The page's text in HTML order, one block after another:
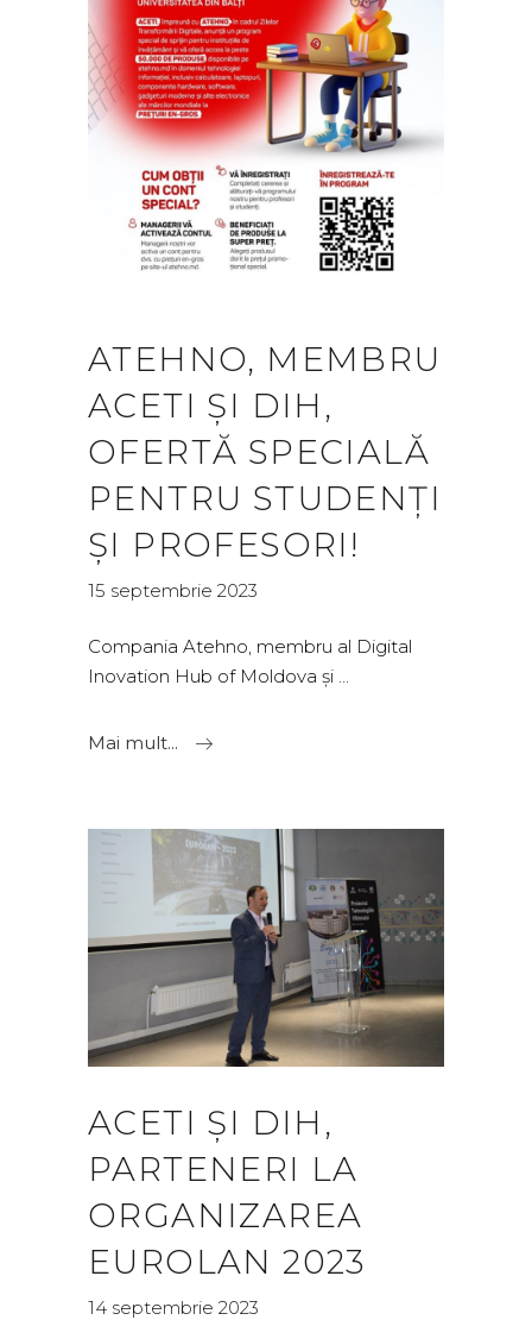
ATEHNO, MEMBRU
ACETI ȘI DIH,
OFERTĂ SPECIALĂ
PENTRU STUDENȚI
ȘI PROFESORI!
15 septembrie 2023
Compania Atehno, membru al Digital
Inovation Hub of Moldova și
Mai mult...
ACETI ȘI DIH,
PARTENERI LA
ORGANIZAREA
EUROLAN 2023
14 septembrie 2023